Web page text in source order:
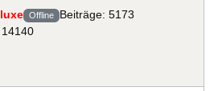
Offline Beiträge: 5173